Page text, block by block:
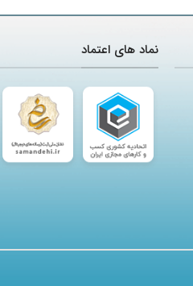
نماد های اعتماد